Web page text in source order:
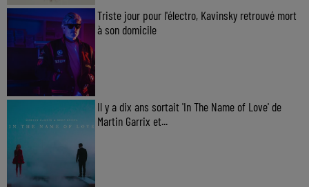
Triste jour pour l'électro, Kavinsky retrouvé mort
à son domicile
Il y a dix ans sortait 'In The Name of Love' de
Martin Garrix et...